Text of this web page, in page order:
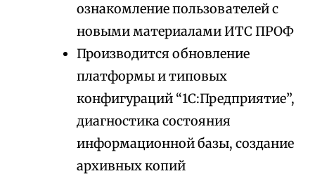
ознакомление пользователей с
новыми материалами ИТС ПРОФ
Производится обновление
платформы и типовых
конфигураций “1С:Предприятие”,
диагностика состояния
информационной базы, создание
архивных копий